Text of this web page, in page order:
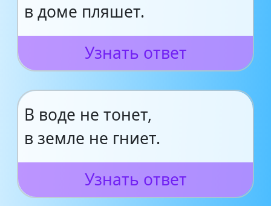
в доме пляшет.
Узнать ответ
В воде не тонет,
в земле не гниет.
Узнать ответ